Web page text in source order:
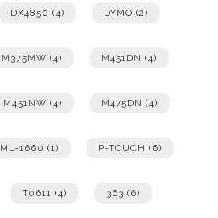
DX4850 (4) DYMO (2)
M375MW (4) M451DN (4)
M451NW (4) M475DN (4)
ML-1660 (1) P-TOUCH (6)
T0611 (4) 363 (6)